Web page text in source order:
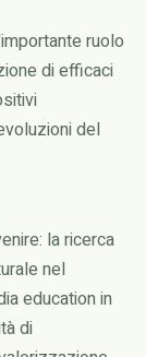
ruolo
di efficaci
del
la ricerca
nel
education in
di